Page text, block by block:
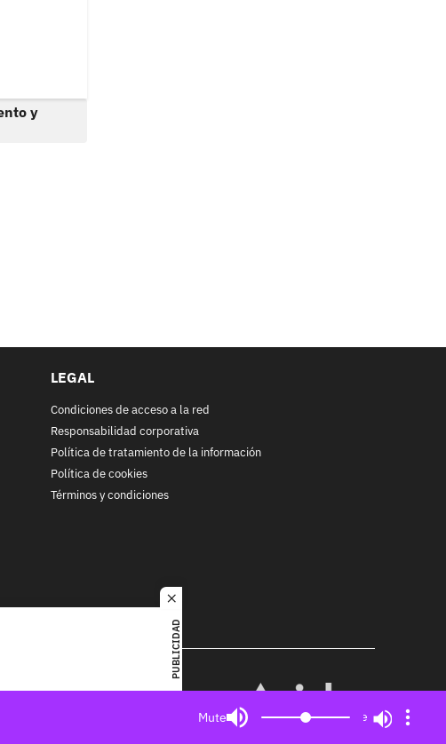
close
PUBLICIDAD
y
LEGAL
Condiciones de acceso a la red
Responsabilidad corporativa
Política de tratamiento de la información
Política de cookies
Términos y condiciones
a cualquier
prohibited. All
Mute Mute